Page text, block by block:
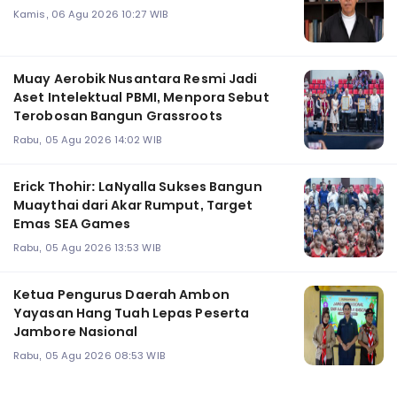
Kamis, 06 Agu 2026 10:27 WIB
Muay Aerobik Nusantara Resmi Jadi
Aset Intelektual PBMI, Menpora Sebut
Terobosan Bangun Grassroots
Rabu, 05 Agu 2026 14:02 WIB
Erick Thohir: LaNyalla Sukses Bangun
Muaythai dari Akar Rumput, Target
Emas SEA Games
Rabu, 05 Agu 2026 13:53 WIB
Ketua Pengurus Daerah Ambon
Yayasan Hang Tuah Lepas Peserta
Jambore Nasional
Rabu, 05 Agu 2026 08:53 WIB